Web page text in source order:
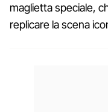
maglietta speciale,
replicare la scena